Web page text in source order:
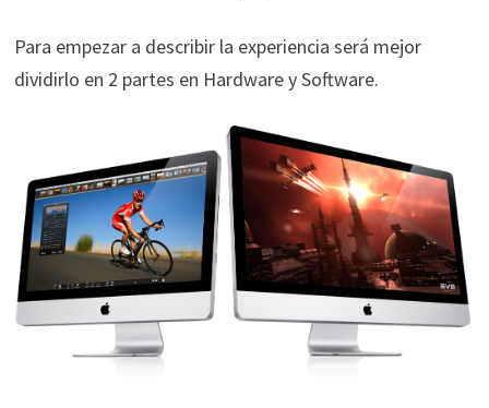
Para empezar a describir la experiencia será mejor
dividirlo en 2 partes en Hardware y Software.